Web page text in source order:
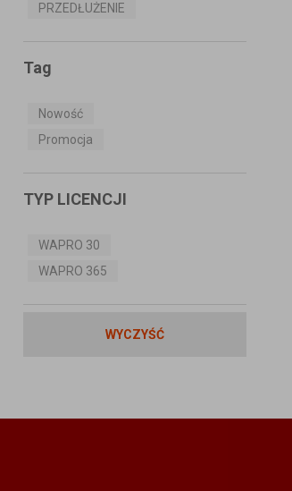
MS SYSTEMS
MISTRAL.NET Sp. z o.o
PRZEDŁUŻENIE
Tag
Nowość
Promocja
TYP LICENCJI
WAPRO 30
WAPRO 365
WYCZYŚĆ